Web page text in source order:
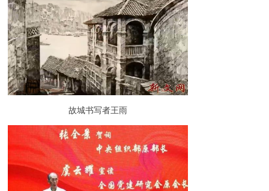
故城书写者王雨